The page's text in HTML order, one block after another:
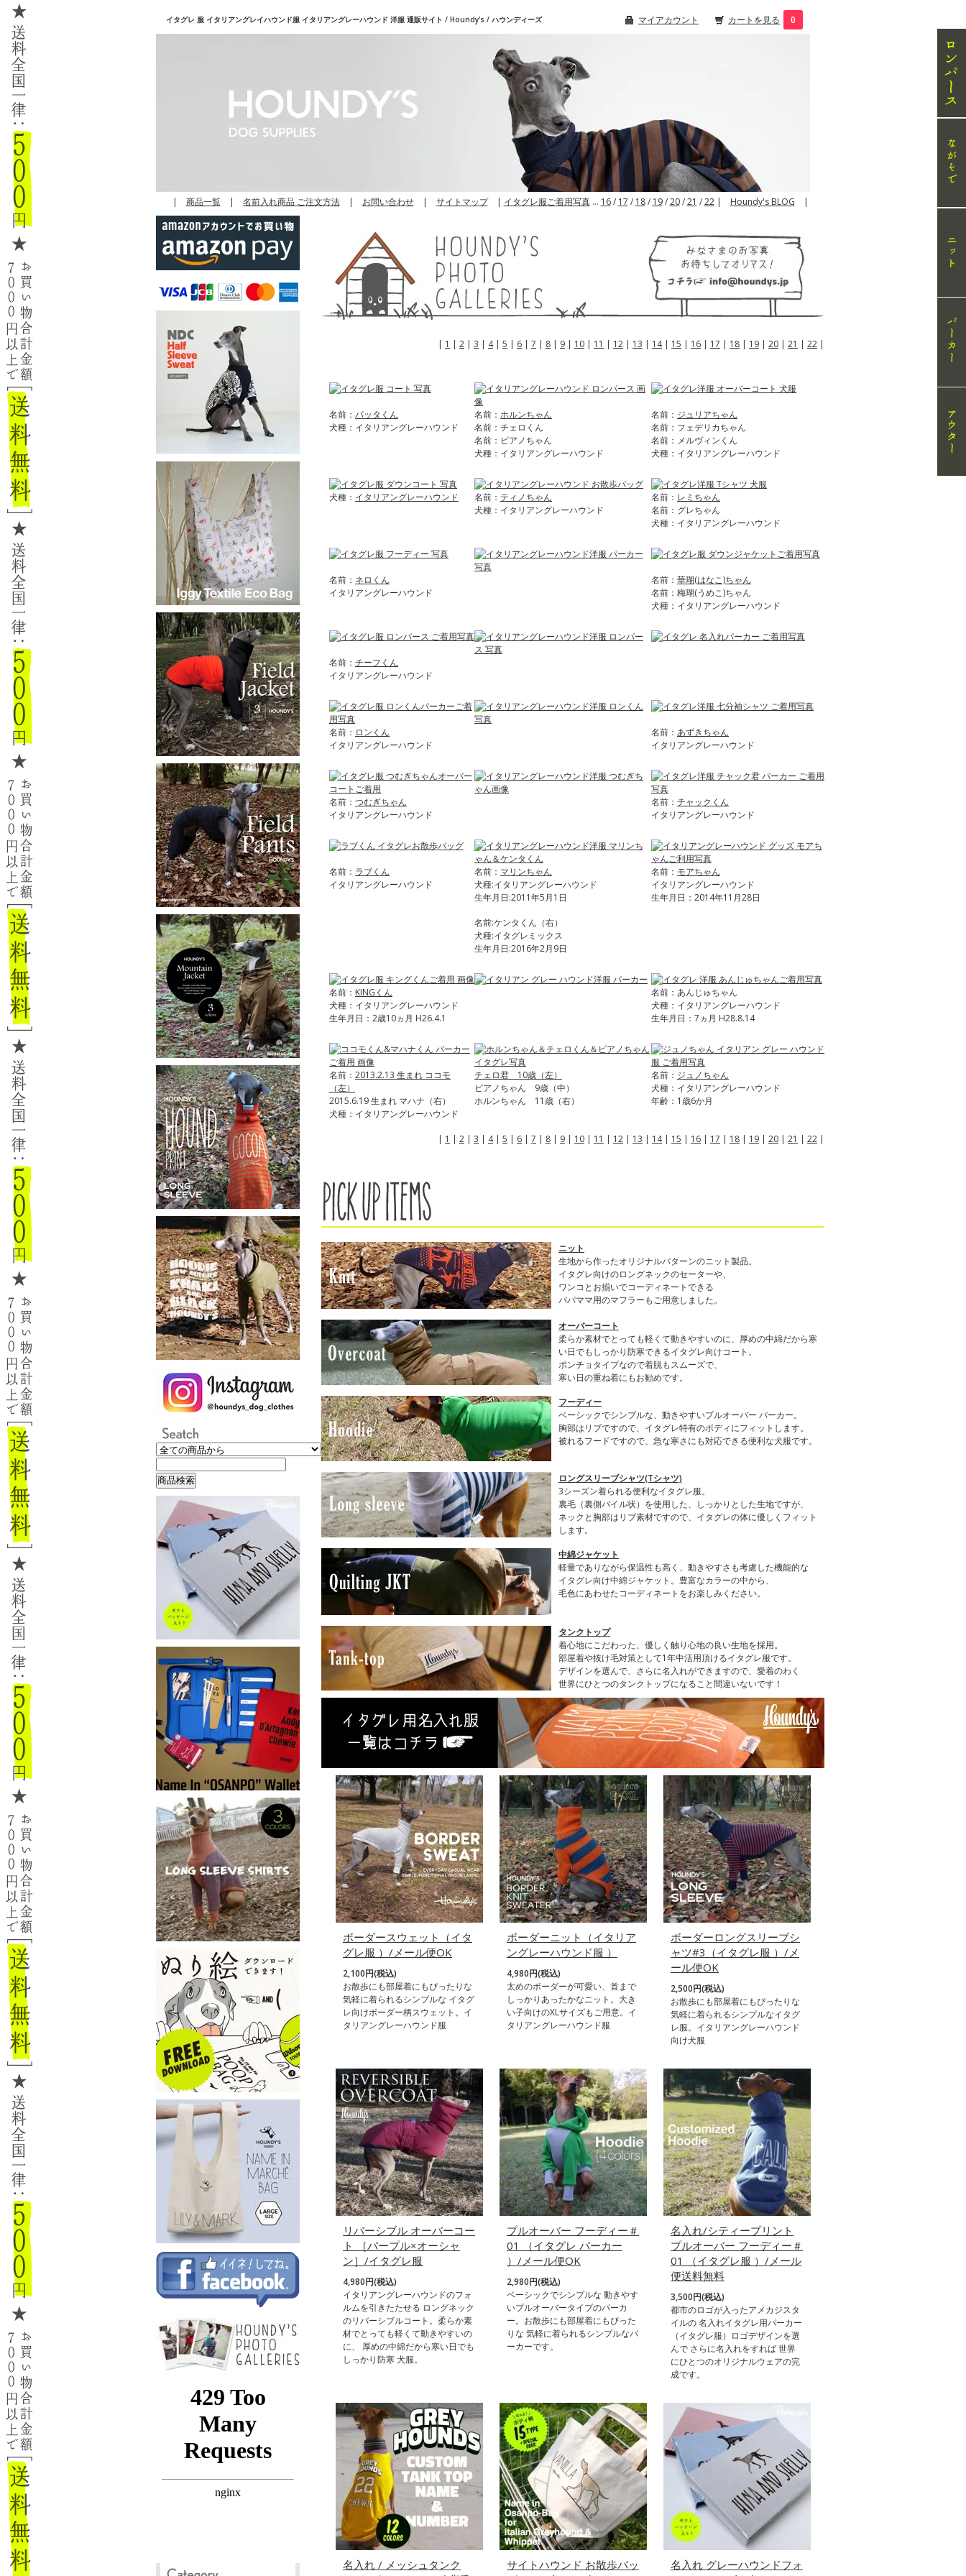
イタグレ 服 イタリアングレイハウンド服 イタリアングレーハウンド 洋服 通販サイト / Houndy's / ハウンディーズ マイアカウント カートを見る 0
| 商品一覧| 名前入れ商品 ご注文方法| お問い合わせ| サイトマップ| イタグレ服ご着用写真… 16/ 17 / 18/ 19/20/21 /22| Houndy's BLOG |
| 1 | 2 | 3 | 4| 5 | 6 | 7 | 8 | 9 | 10 | 11 | 12 | 13 | 14| 15 | 16 | 17 | 18 | 19 | 20 | 21 | 22 |
名前： パッタくん
犬種：イタリアングレーハウンド
名前： ホルンちゃん
名前：チェロくん
名前：ピアノちゃん
犬種：イタリアングレーハウンド
名前： ジュリアちゃん
名前：フェデリカちゃん
名前：メルヴィンくん
犬種：イタリアングレーハウンド
犬種： イタリアングレーハウンド 名前： ティノちゃん
犬種：イタリアングレーハウンド
名前： レミちゃん
名前：グレちゃん
犬種：イタリアングレーハウンド
名前： ネロくん
イタリアングレーハウンド
名前： 華瑚(はなこ)ちゃん
名前：梅瑚(うめこ)ちゃん
犬種：イタリアングレーハウンド
名前： チーフくん
イタリアングレーハウンド
名前： ロンくん
イタリアングレーハウンド
名前： あずきちゃん
イタリアングレーハウンド
名前： つむぎちゃん
イタリアングレーハウンド
名前： チャックくん
イタリアングレーハウンド
名前： ラブくん
イタリアングレーハウンド
名前： マリンちゃん
犬種:イタリアングレーハウンド
生年月日:2011年5月1日
名前:ケンタくん（右）
犬種:イタグレミックス
生年月日:2016年2月9日
名前： モアちゃん
イタリアングレーハウンド
生年月日：2014年11月28日
名前： KINGくん
犬種：イタリアングレーハウンド
生年月日：2歳10ヵ月 H26.4.1
名前：あんじゅちゃん
犬種：イタリアングレーハウンド
生年月日：7ヵ月 H28.8.14
名前： 2013.2.13 生まれ ココモ
（左）
2015.6.19 生まれ マハナ（右）
犬種：イタリアングレーハウンド
チェロ君 10歳（左）
ピアノちゃん 9歳（中）
ホルンちゃん 11歳（右）
名前： ジュノちゃん
犬種：イタリアングレーハウンド
年齢：1歳6か月
| 1 | 2 | 3 | 4| 5 | 6 | 7 | 8 | 9 | 10 | 11 | 12 | 13 | 14| 15 | 16 | 17 | 18 | 19 | 20 | 21 | 22 |
ニット
生地から作ったオリジナルパターンのニット製品。
イタグレ向けのロングネックのセーターや、
ワンコとお揃いでコーディネートできる
パパママ用のマフラーもご用意しました。
オーバーコート
柔らか素材でとっても軽くて動きやすいのに、厚めの中綿だから寒
い日でもしっかり防寒できるイタグレ向けコート。
ポンチョタイプなので着脱もスムーズで、
寒い日の重ね着にもお勧めです。
フーディー
ベーシックでシンプルな、動きやすいプルオーバー パーカー。
胸部はリブですので、イタグレ特有のボディにフィットします。
被れるフードですので、急な寒さにも対応できる便利な犬服です。
ロングスリーブシャツ(Tシャツ)
3シーズン着られる便利なイタグレ服。
裏毛（裏側パイル状）を使用した、しっかりとした生地ですが、
ネックと胸部はリブ素材ですので、イタグレの体に優しくフィット
します。
中綿ジャケット
軽量でありながら保温性も高く、動きやすさも考慮した機能的な
イタグレ向け中綿ジャケット。豊富なカラーの中から、
毛色にあわせたコーディネートをお楽しみください。
タンクトップ
着心地にこだわった、優しく触り心地の良い生地を採用。
部屋着や抜け毛対策として1年中活用頂けるイタグレ服です。
デザインを選んで、さらに名入れができますので、愛着のわく
世界にひとつのタンクトップになること間違いないです！
ボーダースウェット（イタ
グレ服 ）/メール便OK
2,100円(税込)
お散歩にも部屋着にもぴったりな
気軽に着られるシンプルな イタグ
レ向けボーダー柄スウェット。イ
タリアングレーハウンド服
ボーダーニット（イタリア
ングレーハウンド服 ）
4,980円(税込)
太めのボーダーが可愛い、首まで
しっかりあったかなニット。大き
い子向けのXLサイズもご用意。イ
タリアングレーハウンド服
ボーダーロングスリーブシ
ャツ#3（イタグレ服 ）/メ
ール便OK
2,500円(税込)
お散歩にも部屋着にもぴったりな
気軽に着られるシンプルなイタグ
レ服。イタリアングレーハウンド
向け犬服
リバーシブル オーバーコー
ト ［パープル×オーシャ
ン］/イタグレ服
4,980円(税込)
イタリアングレーハウンドのフォ
ルムを引きたたせる ロングネック
のリバーシブルコート。柔らか素
材でとっても軽くて動きやすいの
に、 厚めの中綿だから寒い日でも
しっかり防寒 犬服。
プルオーバー フーディー＃
01 （イタグレ パーカー
）/メール便OK
2,980円(税込)
ベーシックでシンプルな 動きやす
いプルオーバータイプのパーカ
ー。お散歩にも部屋着にもぴった
りな 気軽に着られるシンプルなパ
ーカーです。
名入れ/シティープリント
プルオーバー フーディー＃
01 （イタグレ服 ）/メール
便送料無料
3,500円(税込)
都市のロゴが入ったアメカジスタ
イルの 名入れイタグレ用パーカー
（イタグレ服）ロゴデザインを選
んで さらに名入れをすれば 世界
にひとつのオリジナルウェアの完
成です。
名入れ / メッシュタンク
サイトハウンド お散歩バッ
名入れ グレーハウンドフォ